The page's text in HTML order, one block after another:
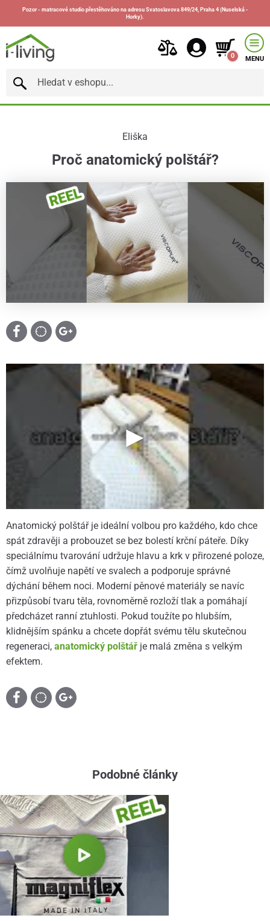
Pozor - matracové studio přestěhováno na adresu Svatoslavova 849/24, Praha 4 (Nuselská -
Horky).
0 MENU
Eliška
Proč anatomický polštář?
Anatomický polštář je ideální volbou pro každého, kdo chce
spát zdravěji a probouzet se bez bolestí krční páteře. Díky
speciálnímu tvarování udržuje hlavu a krk v přirozené poloze,
čímž uvolňuje napětí ve svalech a podporuje správné
dýchání během noci. Moderní pěnové materiály se navíc
přizpůsobí tvaru těla, rovnoměrně rozloží tlak a pomáhají
předcházet ranní ztuhlosti. Pokud toužíte po hlubším,
klidnějším spánku a chcete dopřát svému tělu skutečnou
regeneraci, anatomický polštář je malá změna s velkým
efektem.
Podobné články